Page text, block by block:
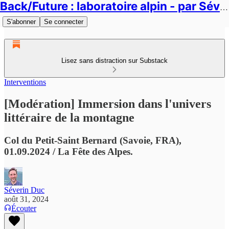
Back/Future : laboratoire alpin - par Séverin Duc
S'abonner Se connecter
Lisez sans distraction sur Substack
Interventions
[Modération] Immersion dans l'univers
littéraire de la montagne
Col du Petit-Saint Bernard (Savoie, FRA),
01.09.2024 / La Fête des Alpes.
Séverin Duc
août 31, 2024
Écouter